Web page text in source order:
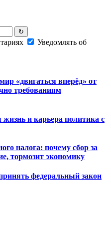
↻
Уведомлять об
«двигаться вперёд» от
требованиям
и карьера политика с
налога: почему сбор за
тормозит экономику
федеральный закон